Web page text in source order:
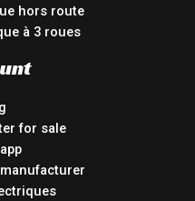
hors route
à 3 roues
for sale